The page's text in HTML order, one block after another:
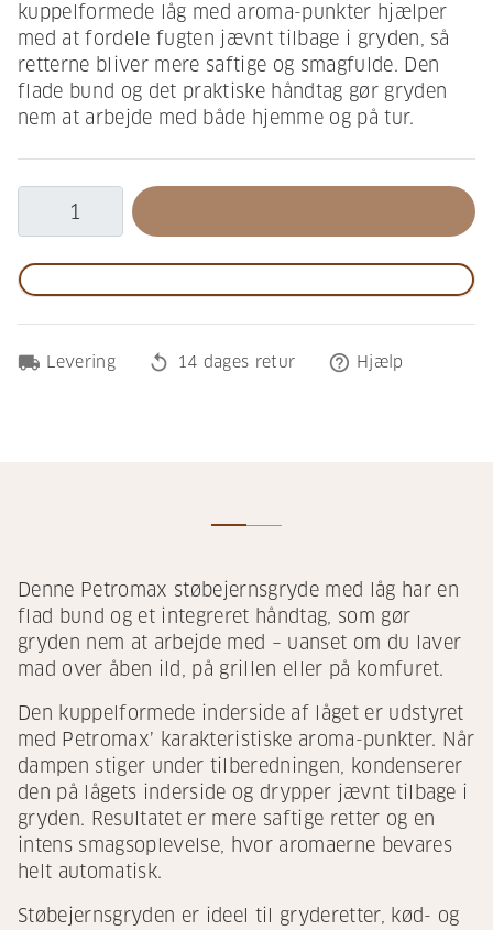
kuppelformede låg med aroma-punkter hjælper
med at fordele fugten jævnt tilbage i gryden, så
retterne bliver mere saftige og smagfulde. Den
flade bund og det praktiske håndtag gør gryden
nem at arbejde med både hjemme og på tur.
local_shipping Levering replay 14 dages retur help_outline Hjælp
Denne Petromax støbejernsgryde med låg har en
flad bund og et integreret håndtag, som gør
gryden nem at arbejde med – uanset om du laver
mad over åben ild, på grillen eller på komfuret.
Den kuppelformede inderside af låget er udstyret
med Petromax’ karakteristiske aroma-punkter. Når
dampen stiger under tilberedningen, kondenserer
den på lågets inderside og drypper jævnt tilbage i
gryden. Resultatet er mere saftige retter og en
intens smagsoplevelse, hvor aromaerne bevares
helt automatisk.
Støbejernsgryden er ideel til gryderetter, kød- og